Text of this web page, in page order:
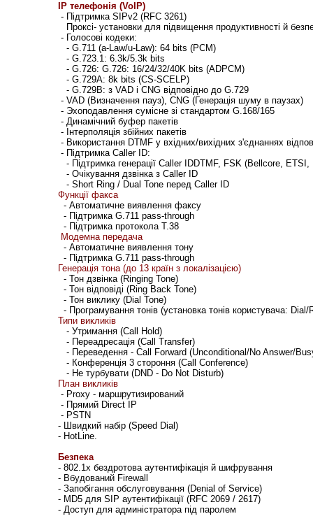
IP телефонія (VoIP)
- Підтримка SIPv2 (RFC 3261)
Проксі- установки для підвищення продуктивності й
- Голосові кодеки:
- G.711 (a-Law/u-Law): 64 bits (PCM)
- G.723.1: 6.3k/5.3k bits
- G.726: G.726: 16/24/32/40K bits (ADPCM)
- G.729A: 8k bits (CS-SCELP)
- G.729B: з VAD і CNG відповідно до G.729
- VAD (Визначення пауз), CNG (Генерація шуму в паузах)
- Эхоподавлення сумісне зі стандартом G.168/165
- Динамічний буфер пакетів
- Інтерполяція збійних пакетів
- Використання DTMF у вхідних/вихідних з'єднаннях
- Підтримка Caller ID:
- Підтримка генерації Caller IDDTMF, FSK (Bellcore,
- Очікування дзвінка з Caller ID
- Short Ring / Dual Tone перед Caller ID
Функції факса
- Автоматичне виявлення факсу
- Підтримка G.711 pass-through
- Підтримка протокола T.38
Модемна передача
- Автоматичне виявлення тону
- Підтримка G.711 pass-through
Генерація тона (до 13 країн з локалізацією)
- Тон дзвінка (Ringing Tone)
- Тон відповіді (Ring Back Tone)
- Тон виклику (Dial Tone)
- Програмування тонів (установка тонів користувача:
Типи викликів
- Утримання (Call Hold)
- Переадресація (Call Transfer)
- Переведення - Call Forward (Unconditional/No Answer/
- Конференція 3 стороння (Call Conference)
- Не турбувати (DND - Do Not Disturb)
План викликів
- Proxy - маршрутизирований
- Прямий Direct IP
- PSTN
- Швидкий набір (Speed Dial)
- HotLine.
Безпека
- 802.1x бездротова аутентифікація й шифрування
- Вбудований Firewall
- Запобігання обслуговування (Denial of Service)
- MD5 для SIP аутентифікації (RFC 2069 / 2617)
- Доступ для админістратора під паролем